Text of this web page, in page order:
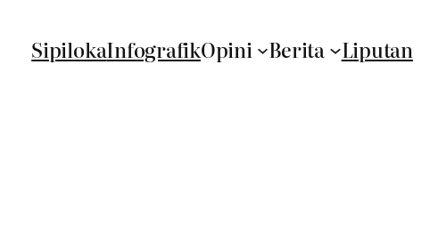
SipilokaInfografikOpini Berita Liputan